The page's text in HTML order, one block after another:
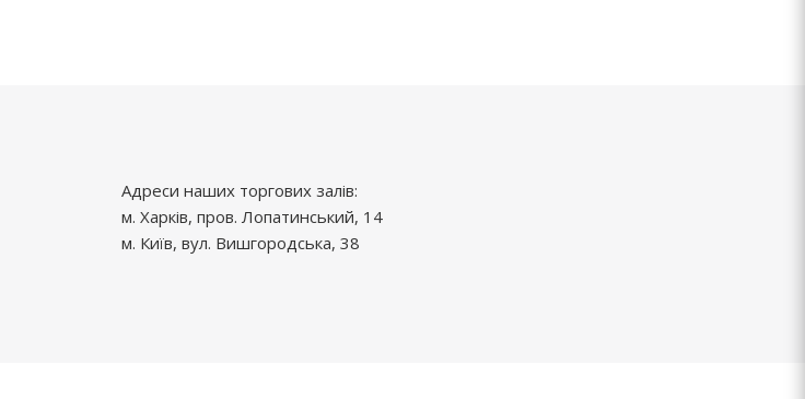
Адреси наших торгових залів:
м. Харків, пров. Лопатинський, 14
м. Київ, вул. Вишгородська, 38